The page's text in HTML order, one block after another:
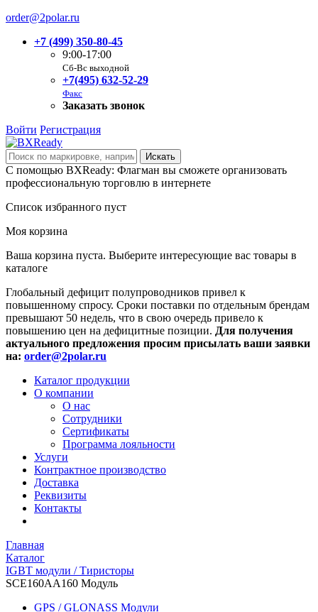
order@2polar.ru
+7 (499) 350-80-45
9:00-17:00
Сб-Вс выходной
+7(495) 632-52-29
Факс
Заказать звонок
Войти Регистрация
С помощью BXReady: Флагман вы сможете организовать
профессиональную торговлю в интернете
Список избранного пуст
Моя корзина
Ваша корзина пуста. Выберите интересующие вас товары в
каталоге
Глобальный дефицит полупроводников привел к
повышенному спросу. Сроки поставки по отдельным брендам
превышают 50 недель, что в свою очередь привело к
повышению цен на дефицитные позиции. Для получения
актуального предложения просим присылать ваши заявки
на: order@2polar.ru
Каталог продукции
О компании
О нас
Сотрудники
Сертификаты
Программа лояльности
Услуги
Контрактное производство
Доставка
Реквизиты
Контакты
Главная
Каталог
IGBT модули / Тиристоры
SCE160АА160 Модуль
GPS / GLONASS Модули